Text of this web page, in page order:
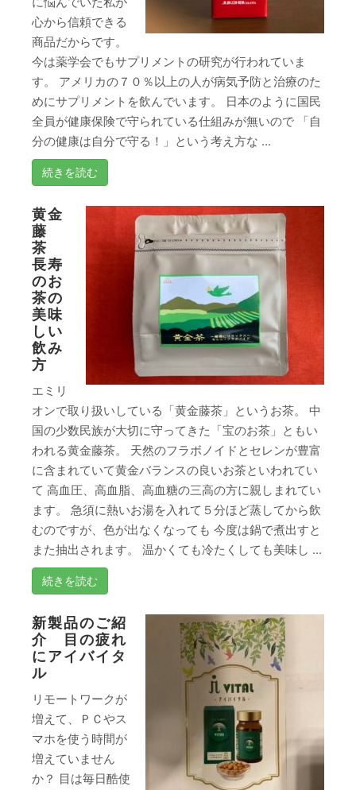
心から信頼できる
商品だからです。
今は薬学会でもサプリメントの研究が行われていま
す。 アメリカの７０％以上の人が病気予防と治療のた
めにサプリメントを飲んでいます。 日本のように国民
全員が健康保険で守られている仕組みが無いので 「自
分の健康は自分で守る！」という考え方な ...
続きを読む
黄金
藤
茶
長寿
のお
茶の
美味
しい
飲み
方
エミリ
オンで取り扱いしている「黄金藤茶」というお茶。 中
国の少数民族が大切に守ってきた「宝のお茶」ともい
われる黄金藤茶。 天然のフラボノイドとセレンが豊富
に含まれていて黄金バランスの良いお茶といわれてい
て 高血圧、高血脂、高血糖の三高の方に親しまれてい
ます。 急須に熱いお湯を入れて５分ほど蒸してから飲
むのですが、色が出なくなっても 今度は鍋で煮出すと
また抽出されます。 温かくても冷たくしても美味し ...
続きを読む
新製品のご紹
介 目の疲れ
にアイバイタ
ル
リモートワークが
増えて、ＰＣやス
マホを使う時間が
増えていません
か？ 目は毎日酷使